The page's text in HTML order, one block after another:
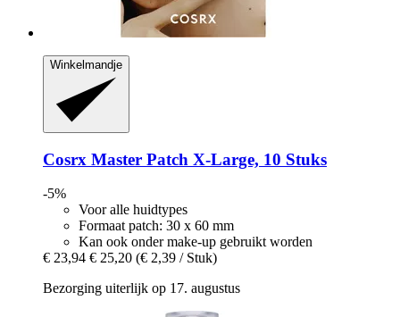
Winkelmandje
Cosrx Master Patch X-​Large, 10 Stuks
-5%
Voor alle huidtypes
Formaat patch: 30 x 60 mm
Kan ook onder make-up gebruikt worden
€ 23,94 € 25,20 (€ 2,39 / Stuk)
Bezorging uiterlijk op 17. augustus